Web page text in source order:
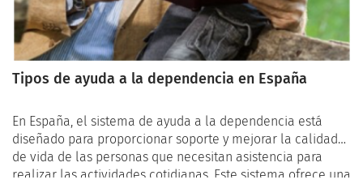
Tipos de ayuda a la dependencia en España
En España, el sistema de ayuda a la dependencia está
diseñado para proporcionar soporte y mejorar la calidad
de vida de las personas que necesitan asistencia para
realizar las actividades cotidianas. Este sistema ofrece una